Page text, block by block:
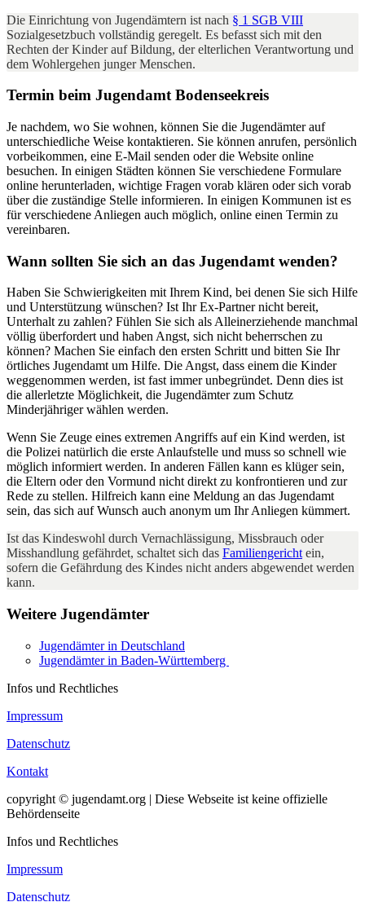
Die Einrichtung von Jugendämtern ist nach § 1 SGB VIII
Sozialgesetzbuch vollständig geregelt. Es befasst sich mit den
Rechten der Kinder auf Bildung, der elterlichen Verantwortung und
dem Wohlergehen junger Menschen.
Termin beim Jugendamt Bodenseekreis
Je nachdem, wo Sie wohnen, können Sie die Jugendämter auf
unterschiedliche Weise kontaktieren. Sie können anrufen, persönlich
vorbeikommen, eine E-Mail senden oder die Website online
besuchen. In einigen Städten können Sie verschiedene Formulare
online herunterladen, wichtige Fragen vorab klären oder sich vorab
über die zuständige Stelle informieren. In einigen Kommunen ist es
für verschiedene Anliegen auch möglich, online einen Termin zu
vereinbaren.
Wann sollten Sie sich an das Jugendamt wenden?
Haben Sie Schwierigkeiten mit Ihrem Kind, bei denen Sie sich Hilfe
und Unterstützung wünschen? Ist Ihr Ex-Partner nicht bereit,
Unterhalt zu zahlen? Fühlen Sie sich als Alleinerziehende manchmal
völlig überfordert und haben Angst, sich nicht beherrschen zu
können? Machen Sie einfach den ersten Schritt und bitten Sie Ihr
örtliches Jugendamt um Hilfe. Die Angst, dass einem die Kinder
weggenommen werden, ist fast immer unbegründet. Denn dies ist
die allerletzte Möglichkeit, die Jugendämter zum Schutz
Minderjähriger wählen werden.
Wenn Sie Zeuge eines extremen Angriffs auf ein Kind werden, ist
die Polizei natürlich die erste Anlaufstelle und muss so schnell wie
möglich informiert werden. In anderen Fällen kann es klüger sein,
die Eltern oder den Vormund nicht direkt zu konfrontieren und zur
Rede zu stellen. Hilfreich kann eine Meldung an das Jugendamt
sein, das sich auf Wunsch auch anonym um Ihr Anliegen kümmert.
Ist das Kindeswohl durch Vernachlässigung, Missbrauch oder
Misshandlung gefährdet, schaltet sich das Familiengericht ein,
sofern die Gefährdung des Kindes nicht anders abgewendet werden
kann.
Weitere Jugendämter
Jugendämter in Deutschland
Jugendämter in Baden-Württemberg
Infos und Rechtliches
Impressum
Datenschutz
Kontakt
copyright © jugendamt.org | Diese Webseite ist keine offizielle
Behördenseite
Infos und Rechtliches
Impressum
Datenschutz